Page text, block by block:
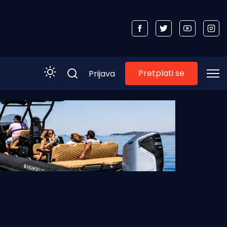
Prijava Pretplati se